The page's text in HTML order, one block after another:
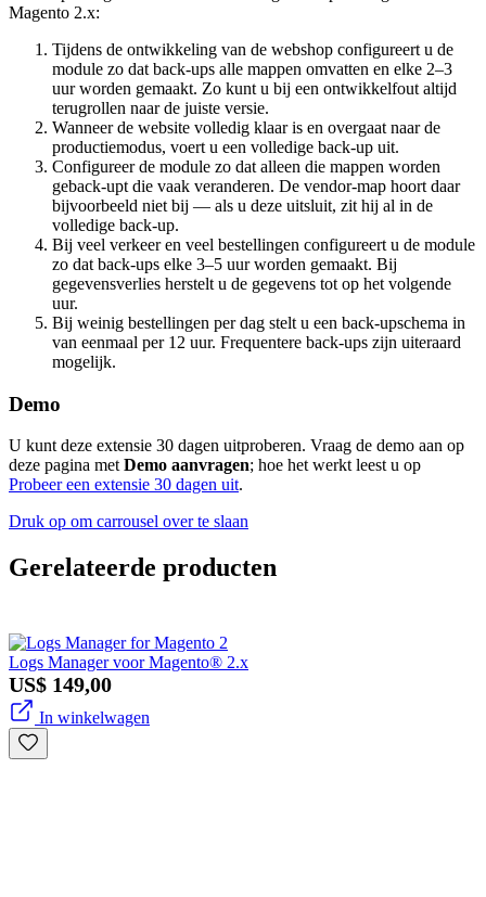
Magento 2.x:
Tijdens de ontwikkeling van de webshop configureert u de
module zo dat back-ups alle mappen omvatten en elke 2–3
uur worden gemaakt. Zo kunt u bij een ontwikkelfout altijd
terugrollen naar de juiste versie.
Wanneer de website volledig klaar is en overgaat naar de
productiemodus, voert u een volledige back-up uit.
Configureer de module zo dat alleen die mappen worden
geback-upt die vaak veranderen. De vendor-map hoort daar
bijvoorbeeld niet bij — als u deze uitsluit, zit hij al in de
volledige back-up.
Bij veel verkeer en veel bestellingen configureert u de module
zo dat back-ups elke 3–5 uur worden gemaakt. Bij
gegevensverlies herstelt u de gegevens tot op het volgende
uur.
Bij weinig bestellingen per dag stelt u een back-upschema in
van eenmaal per 12 uur. Frequentere back-ups zijn uiteraard
mogelijk.
Demo
U kunt deze extensie 30 dagen uitproberen. Vraag de demo aan op
deze pagina met Demo aanvragen; hoe het werkt leest u op
Probeer een extensie 30 dagen uit.
Druk op om carrousel over te slaan
Gerelateerde producten
Logs Manager voor Magento® 2.x
US$ 149,00
In winkelwagen